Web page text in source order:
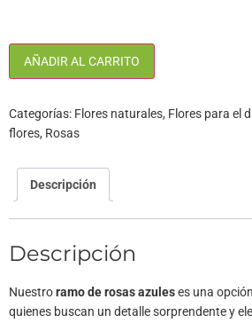
AÑADIR AL CARRITO
Categorías: Flores naturales, Flores para el
flores, Rosas
Descripción
Descripción
Nuestroramo de rosas azuleses una
quienes buscan un detalle sorprendente y